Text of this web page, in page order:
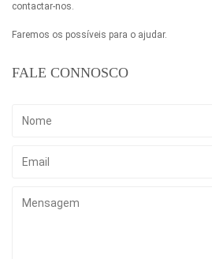
contactar-nos.
Faremos os possíveis para o ajudar.
FALE CONNOSCO